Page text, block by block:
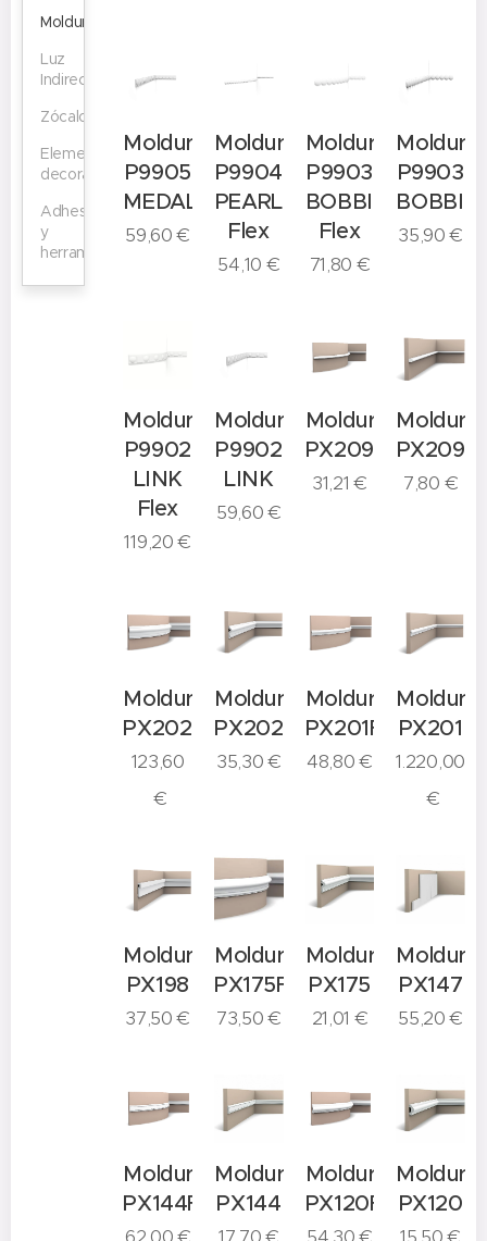
Molduras
Luz
Indirecta
Zócalos
Elementos
decorativos
Adhesivos
y
herramientas
Moldura
P9905
MEDALLION
59,60€
Moldura
P9904
PEARL
Flex
54,10 €
Moldura
P9903
BOBBIN
Flex
71,80 €
Moldura
P9903
BOBBIN
35,90€
Moldura
P9902
LINK
Flex
119,20€
Moldura
P9902
LINK
59,60€
Moldura
PX209F
31,21 €
Moldura
PX209
7,80 €
Moldura
PX202F
123,60
€
Moldura
PX202
35,30€
Moldura
PX201F
48,80€
Moldura
PX201
1.220,00
€
Moldura
PX198
37,50€
Moldura
PX175F
73,50€
Moldura
PX175
21,01 €
Moldura
PX147
55,20€
Moldura
PX144F
Moldura
PX144
Moldura
PX120F
Moldura
PX120